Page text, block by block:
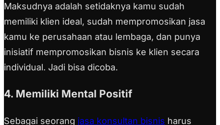
Maksudnya adalah setidaknya kamu sudah
memiliki klien ideal, sudah mempromosikan jasa
kamu ke perusahaan atau lembaga, dan punya
inisiatif mempromosikan bisnis ke klien secara
individual. Jadi bisa dicoba.
4. Memiliki Mental Positif
Sebagai seorang jasa konsultan bisnis harus